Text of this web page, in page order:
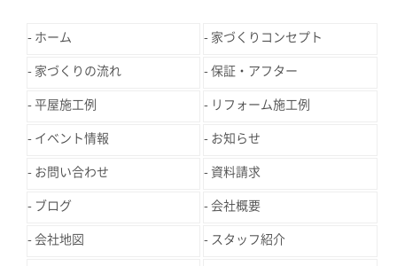
ホーム 家づくりコンセプト
家づくりの流れ 保証・アフター
平屋施工例 リフォーム施工例
イベント情報 お知らせ
お問い合わせ 資料請求
ブログ 会社概要
会社地図 スタッフ紹介